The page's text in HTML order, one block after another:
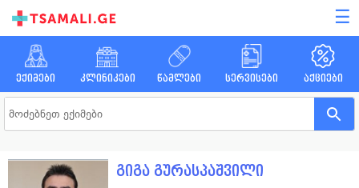
☰
ექიმები კლინიკები წამლები სერვისები აქციები
გიგა გურასპაშვილი